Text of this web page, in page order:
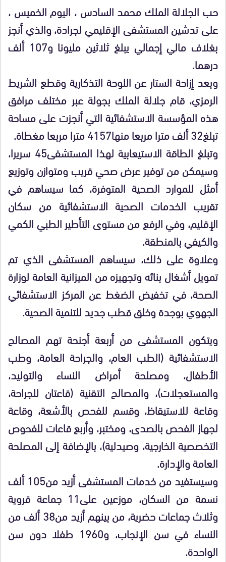
حب الجلالة الملك محمد السادس ، اليوم الخميس ،
على تدشين المستشفى الإقليمي لجرادة، والذي أنجز
بغلاف مالي إجمالي يبلغ ثلاثين مليونا و107 ألف
درهما.
وبعد إزاحة الستار عن اللوحة التذكارية وقطع الشريط
الرمزي، قام جلالة الملك بجولة عبر مختلف مرافق
هذه المؤسسة الاستشفائية التي أنجزت على مساحة
تبلغ32 ألف مترا مربعا منها4157 مترا مربعا مغطاة.
وتبلغ الطاقة الاستيعابية لهذا المستشفى45 سريرا،
وسيمكن من توفير عرض صحي قريب ومتوازن وتوزيع
أمثل للموارد الصحية المتوفرة، كما سيساهم في
تقريب الخدمات الصحية الاستشفائية من سكان
الإقليم، وفي الرفع من مستوى التأطير الطبي الكمي
والكيفي بالمنطقة.
وعلاوة على ذلك، سيساهم المستشفى الذي تم
تمويل أشغال بنائه وتجهيزه من الميزانية العامة لوزارة
الصحة، في تخفيض الضغط عن المركز الاستشفائي
الجهوي بوجدة وخلق قطب جديد للتنمية الصحية.
ويتكون المستشفى من أربعة أجنحة تهم المصالح
الاستشفائية (الطب العام، والجراحة العامة، وطب
الأطفال، ومصلحة أمراض النساء والتوليد،
والمستعجلات)، والمصالح التقنية (قاعتان للجراحة،
وقاعة للاستيقاظ، وقسم للفحص بالأشعة، وقاعة
لجهاز الفحص بالصدى، ومختبر، وأربع قاعات للفحوص
التخصصية الخارجية، وصيدلية)، بالإضافة إلى المصلحة
العامة والإدارة.
وسيستفيد من خدمات المستشفى أزيد من105 ألف
نسمة من السكان، موزعين على11 جماعة قروية
وثلاث جماعات حضرية، من بينهم أزيد من38 ألف من
النساء في سن الإنجاب، و1960 طفلا دون سن
الواحدة.